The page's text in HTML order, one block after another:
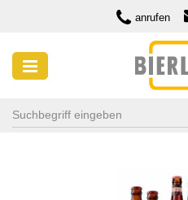
anrufen